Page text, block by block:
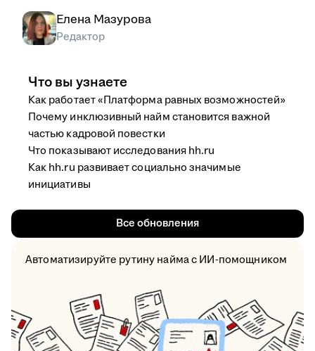
Елена Мазурова
Редактор
Что вы узнаете
Как работает «Платформа равных возможностей»
Почему инклюзивный найм становится важной
частью кадровой повестки
Что показывают исследования hh.ru
Как hh.ru развивает социально значимые
инициативы
Все обновления
Автоматизируйте рутину найма с ИИ-помощником